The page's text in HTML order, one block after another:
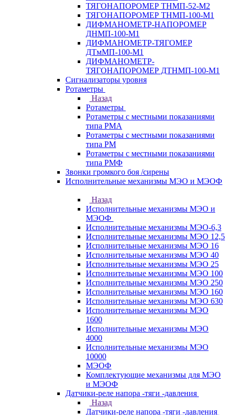
ТЯГОНАПОРОМЕР ТНМП-52-М2
ТЯГОНАПОРОМЕР ТНМП-100-М1
ДИФМАНОМЕТР-НАПОРОМЕР
ДНМП-100-М1
ДИФМАНОМЕТР-ТЯГОМЕР
ДТмМП-100-М1
ДИФМАНОМЕТР-
ТЯГОНАПОРОМЕР ДТНМП-100-М1
Сигнализаторы уровня
Ротаметры
Назад
Ротаметры
Ротаметры с местными показаниями
типа РМА
Ротаметры с местными показаниями
типа РМ
Ротаметры с местными показаниями
типа РМФ
Звонки громкого боя /сирены
Исполнительные механизмы МЭО и МЭОФ
Назад
Исполнительные механизмы МЭО и
МЭОФ
Исполнительные механизмы МЭО-6,3
Исполнительные механизмы МЭО 12,5
Исполнительные механизмы МЭО 16
Исполнительные механизмы МЭО 40
Исполнительные механизмы МЭО 25
Исполнительные механизмы МЭО 100
Исполнительные механизмы МЭО 250
Исполнительные механизмы МЭО 160
Исполнительные механизмы МЭО 630
Исполнительные механизмы МЭО
1600
Исполнительные механизмы МЭО
4000
Исполнительные механизмы МЭО
10000
МЭОФ
Комплектующие механизмы для МЭО
и МЭОФ
Датчики-реле напора -тяги -давления
Назад
Датчики-реле напора -тяги -давления